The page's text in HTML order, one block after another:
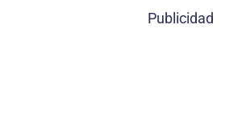
Publicidad